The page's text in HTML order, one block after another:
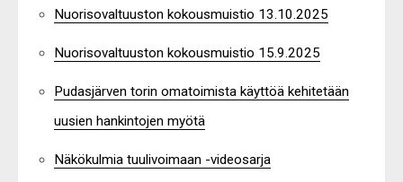
Nuorisovaltuuston kokousmuistio 13.10.2025
Nuorisovaltuuston kokousmuistio 15.9.2025
Pudasjärven torin omatoimista käyttöä kehitetään
uusien hankintojen myötä
Näkökulmia tuulivoimaan -videosarja